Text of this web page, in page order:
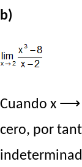
b)
Cuando x ⟶
cero, por